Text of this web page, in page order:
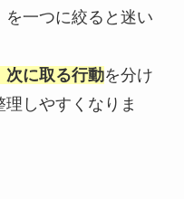
を一つに絞ると迷い
次に取る行動を分け
しやすくなりま